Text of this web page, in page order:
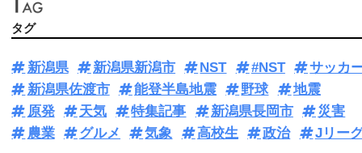
タグ
新潟県 新潟県新潟市 NST #NST
サッカ
新潟県佐渡市
能登半島地震 野球
地震
原発
天気 特集記事 新潟県長岡市
災害
農業
グルメ 気象 高校生 政治 Jリー